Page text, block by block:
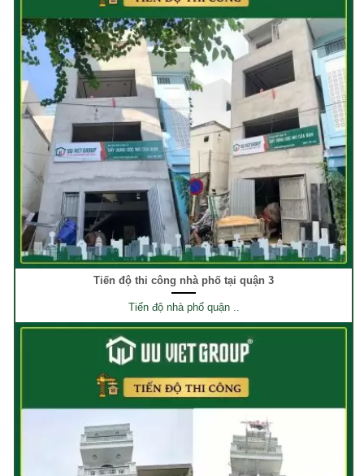
Tiến độ thi công nhà phố tại quận 3
Tiến độ nhà phố quận ..